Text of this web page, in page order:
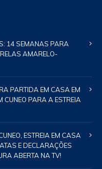
14 SEMANAS PARA
AMARELO-
PARTIDA EM CASA EM
CUNEO PARA A ESTREIA
ESTREIA EM CASA
E DECLARAÇÕES
ABERTA NA TV!